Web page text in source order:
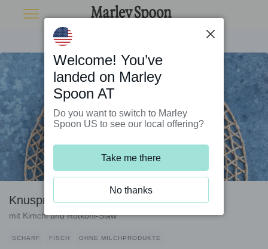
Knusprige Alaska-Seelachs-Reis-Bowl
mit Kimchi und Rotkohl-Slaw
SCHARF FISCH OHNE MILCHPRODUKTE
Welcome! You’ve
landed on Marley
Spoon AT
Do you want to switch to Marley
Spoon US to see our local offering?
Take me there
No thanks